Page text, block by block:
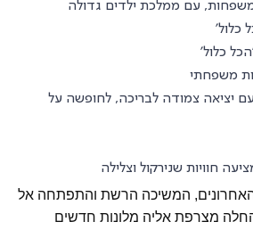
עם ממלכת ילדים גדולה
כלול'
כלול'
משפחתי
יציאה צמודה לבריכה, לחופשה על
חוויות שנירקול וצלילה
המשיכה הרשת והתפתחה אל
מצרפת אליה מלונות חדשים